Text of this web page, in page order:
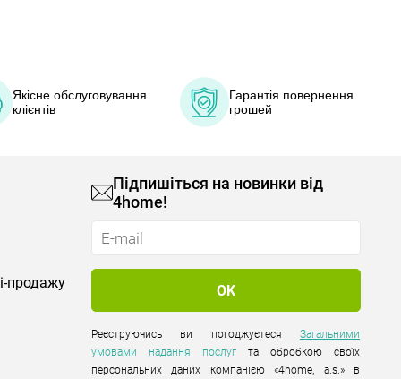
Якісне обслуговування
клієнтів
Гарантія повернення
грошей
продажу
Підпишіться на новинки від
4home!
Реєструючись ви погоджуєтесяЗагальними
умовами надання послуг та обробкою своїх
персональних даних компанією «4home, a.s.» в